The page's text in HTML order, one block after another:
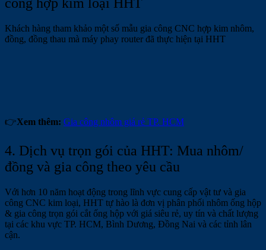
công hợp kim loại HHT
Khách hàng tham khảo một số mẫu gia công CNC hợp kim nhôm,
đồng, đồng thau mà máy phay router đã thực hiện tại HHT
👉Xem thêm: Gia công nhôm giá rẻ TP. HCM
4. Dịch vụ trọn gói của HHT: Mua nhôm/
đồng và gia công theo yêu cầu
Với hơn 10 năm hoạt động trong lĩnh vực cung cấp vật tư và gia
công CNC kim loại, HHT tự hào là đơn vị phân phối nhôm ống hộp
& gia công trọn gói cắt ống hộp với giá siêu rẻ, uy tín và chất lượng
tại các khu vực TP. HCM, Bình Dương, Đồng Nai và các tỉnh lân
cận.